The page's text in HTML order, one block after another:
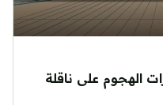
الهجوم على ناقلة